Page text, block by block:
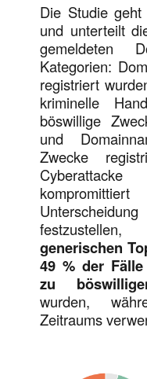
Die Studie
und unterteilt
gemeldeten
Kategorien:
registriert
kriminelle
böswillige
und
Zwecke
generischen
49 % der
zu
wurden,
Zeitraums